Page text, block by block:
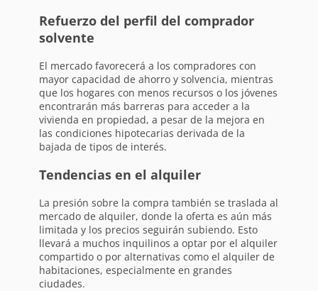
Refuerzo del perfil del comprador
solvente
El mercado favorecerá a los compradores con
mayor capacidad de ahorro y solvencia, mientras
que los hogares con menos recursos o los jóvenes
encontrarán más barreras para acceder a la
vivienda en propiedad, a pesar de la mejora en
las condiciones hipotecarias derivada de la
bajada de tipos de interés.
Tendencias en el alquiler
La presión sobre la compra también se traslada al
mercado de alquiler, donde la oferta es aún más
limitada y los precios seguirán subiendo. Esto
llevará a muchos inquilinos a optar por el alquiler
compartido o por alternativas como el alquiler de
habitaciones, especialmente en grandes
ciudades.